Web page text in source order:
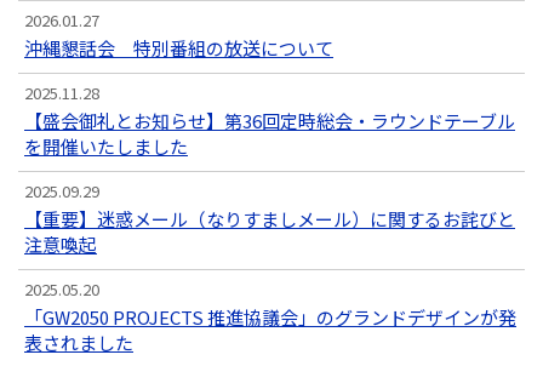
2026.01.27
沖縄懇話会 特別番組の放送について
2025.11.28
【盛会御礼とお知らせ】第36回定時総会・ラウンドテーブル
を開催いたしました
2025.09.29
【重要】迷惑メール（なりすましメール）に関するお詫びと
注意喚起
2025.05.20
「GW2050 PROJECTS 推進協議会」のグランドデザインが発
表されました